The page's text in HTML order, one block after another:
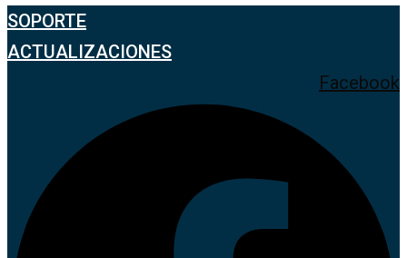
SOPORTE
ACTUALIZACIONES
Facebook